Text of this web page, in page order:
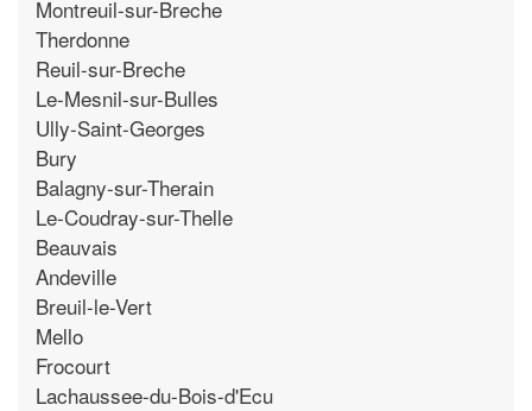
Montreuil-sur-Breche
Therdonne
Reuil-sur-Breche
Le-Mesnil-sur-Bulles
Ully-Saint-Georges
Bury
Balagny-sur-Therain
Le-Coudray-sur-Thelle
Beauvais
Andeville
Breuil-le-Vert
Mello
Frocourt
Lachaussee-du-Bois-d'Ecu